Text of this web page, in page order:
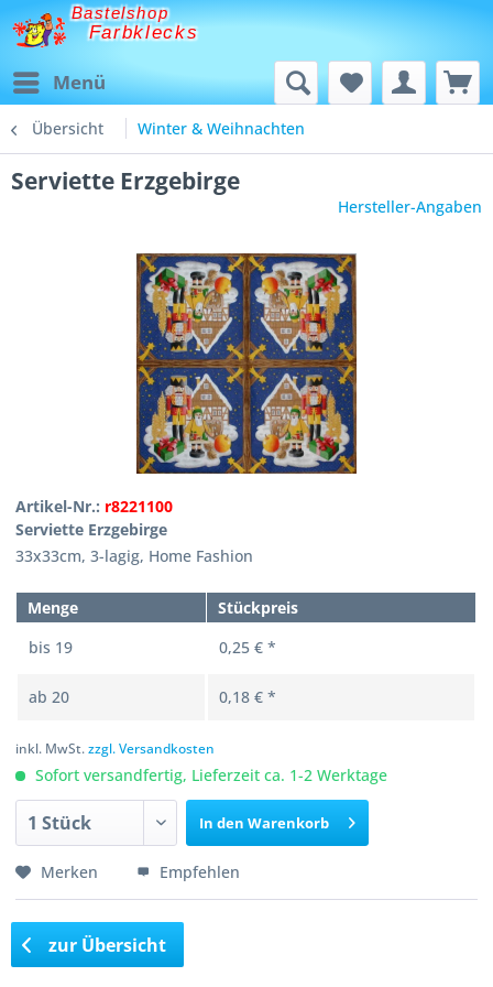
Bastelshop
Farbklecks
Menü
Übersicht Winter & Weihnachten
Serviette Erzgebirge
Hersteller-Angaben
Artikel-Nr.: r8221100
Serviette Erzgebirge
33x33cm, 3-lagig, Home Fashion
Menge
Stückpreis
bis 19 0,25 € *
ab20 0,18 € *
inkl. MwSt.zzgl. Versandkosten
Sofort versandfertig, Lieferzeit ca. 1-2 Werktage
In den Warenkorb
Merken Empfehlen
zur Übersicht